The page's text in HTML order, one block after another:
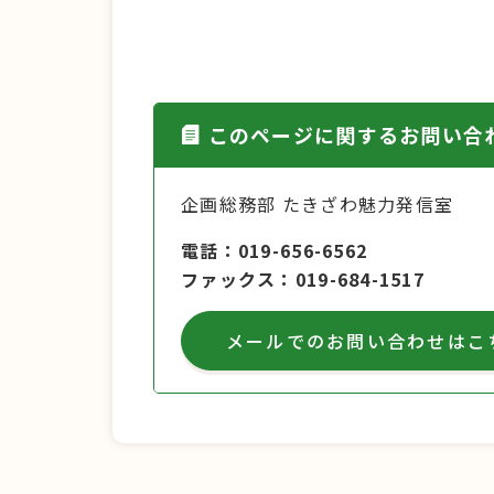
このページに関するお問い合
企画総務部 たきざわ魅力発信室
電話
019-656-6562
ファックス
019-684-1517
メールでのお問い合わせはこ